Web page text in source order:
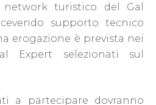
turistico del Gal
supporto tecnico
erogazione è prevista nei
Expert selezionati sul
a partecipare dovranno